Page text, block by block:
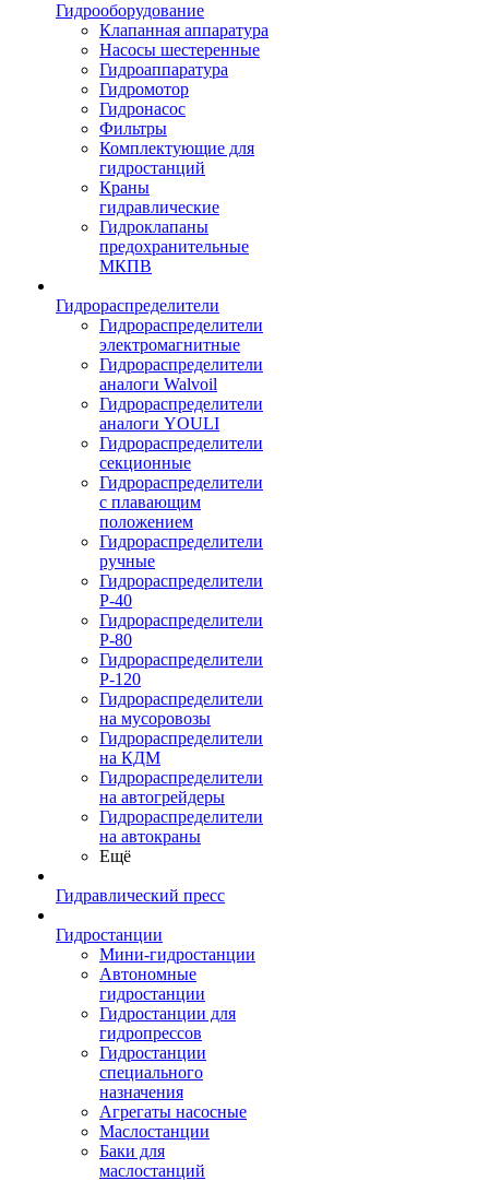
Гидрооборудование
Клапанная аппаратура
Насосы шестеренные
Гидроаппаратура
Гидромотор
Гидронасос
Фильтры
Комплектующие для
гидростанций
Краны
гидравлические
Гидроклапаны
предохранительные
МКПВ
Гидрораспределители
Гидрораспределители
электромагнитные
Гидрораспределители
аналоги Walvoil
Гидрораспределители
аналоги YOULI
Гидрораспределители
секционные
Гидрораспределители
с плавающим
положением
Гидрораспределители
ручные
Гидрораспределители
Р-40
Гидрораспределители
Р-80
Гидрораспределители
Р-120
Гидрораспределители
на мусоровозы
Гидрораспределители
на КДМ
Гидрораспределители
на автогрейдеры
Гидрораспределители
на автокраны
Ещё
Гидравлический пресс
Гидростанции
Мини-гидростанции
Автономные
гидростанции
Гидростанции для
гидропрессов
Гидростанции
специального
назначения
Агрегаты насосные
Маслостанции
Баки для
маслостанций